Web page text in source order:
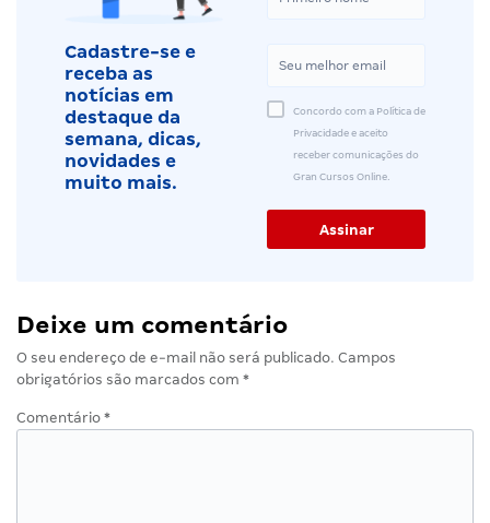
Cadastre-se e
receba as
notícias em
destaque da
semana, dicas,
novidades e
muito mais.
Concordo com a Política de
Privacidade e aceito
receber comunicações do
Gran Cursos Online.
Deixe um comentário
O seu endereço de e-mail não será publicado. Campos
obrigatórios são marcados com *
Comentário *